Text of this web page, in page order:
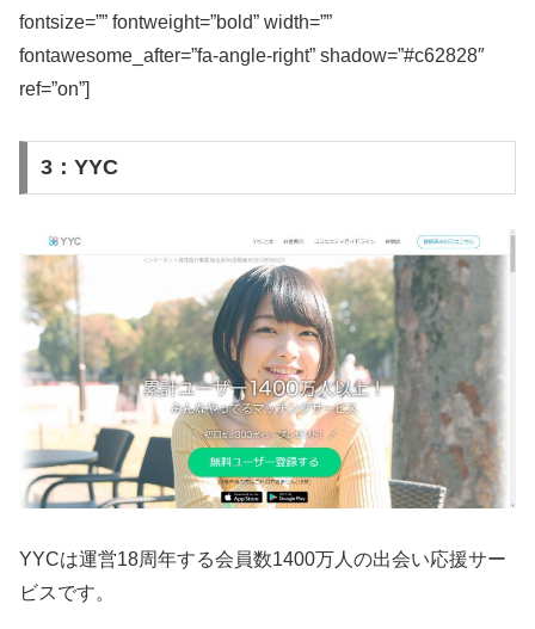
fontsize=”” fontweight=”bold” width=””
fontawesome_after=”fa-angle-right” shadow=”#c62828″
ref=”on”]
3：YYC
YYCは運営18周年する会員数1400万人の出会い応援サー
ビスです。